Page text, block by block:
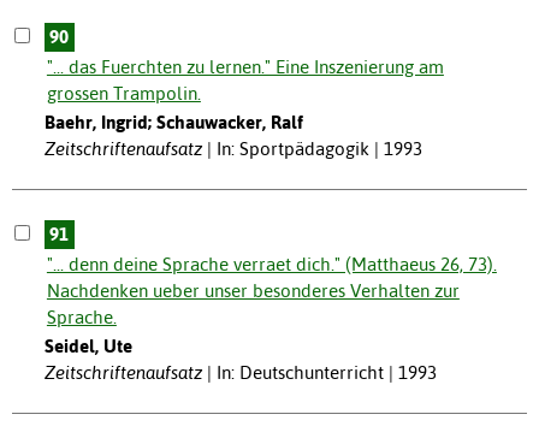
90
"... das Fuerchten zu lernen." Eine Inszenierung am
grossen Trampolin.
Baehr, Ingrid; Schauwacker, Ralf
Zeitschriftenaufsatz
In: Sportpädagogik | 1993
91
"... denn deine Sprache verraet dich." (Matthaeus 26, 73).
Nachdenken ueber unser besonderes Verhalten zur
Sprache.
Seidel, Ute
Zeitschriftenaufsatz
In: Deutschunterricht | 1993